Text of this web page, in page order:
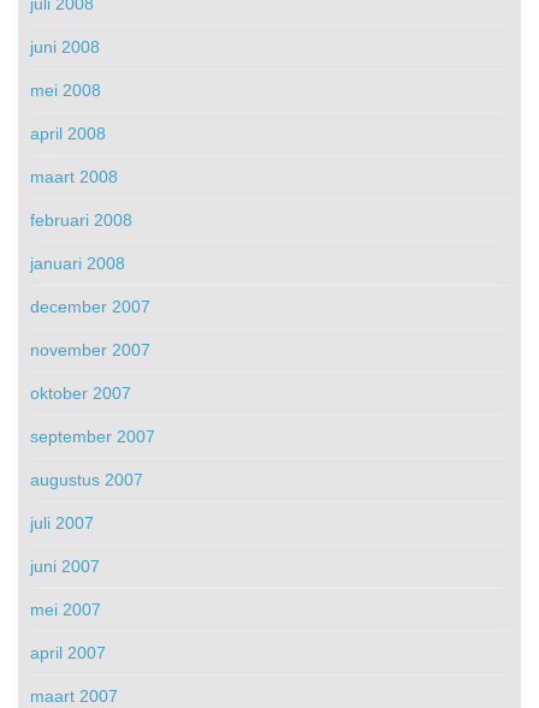
juni 2008
mei 2008
april 2008
maart 2008
februari 2008
januari 2008
december 2007
november 2007
oktober 2007
september 2007
augustus 2007
juli 2007
juni 2007
mei 2007
april 2007
maart 2007